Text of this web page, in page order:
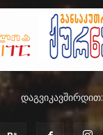
დაგვიკავშირდით: